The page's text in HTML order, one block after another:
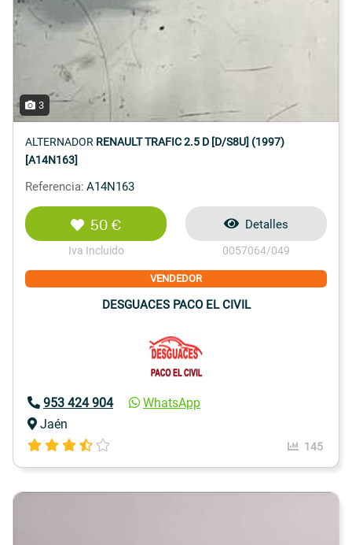
3
ALTERNADOR RENAULT TRAFIC 2.5 D [D/S8U] (1997)
[A14N163]
Referencia: A14N163
50 €
Iva Incluido
Detalles
0057064/049
VENDEDOR
DESGUACES PACO EL CIVIL
953 424 904
WhatsApp
Jaén
145